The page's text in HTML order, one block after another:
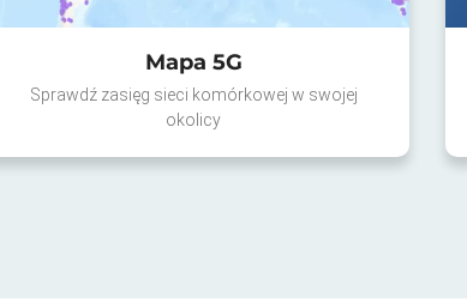
Mapa 5G
Sprawdź zasięg sieci komórkowej w swojej
okolicy